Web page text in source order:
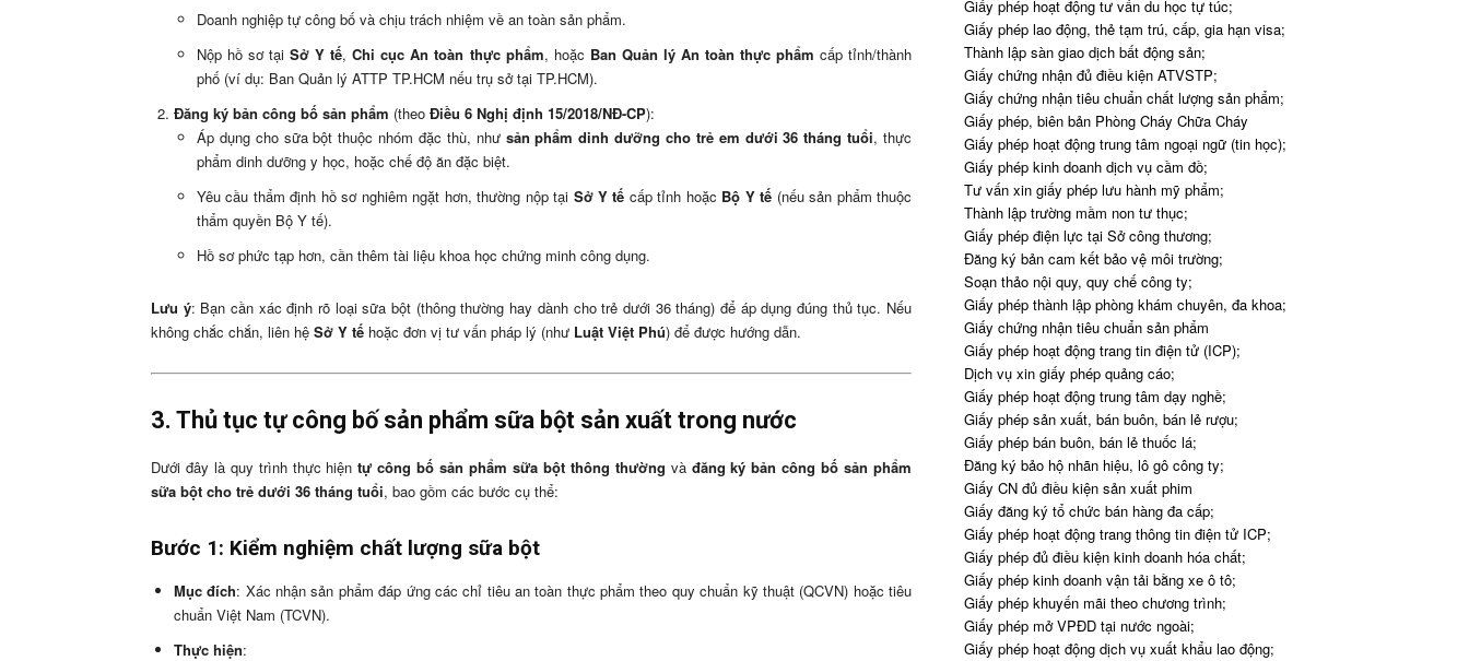
Doanh nghiệp tự công bố và chịu trách nhiệm về an toàn sản phẩm.
Nộp hồ sơ tạiSở Y tế,Chi cục An toàn thực phẩm, hoặc Ban Quản lý An toàn thực phẩm cấp tỉnh/thành
phố (ví dụ: Ban Quản lý ATTP TP.HCM nếu trụ sở tại TP.HCM).
Đăng ký bản công bố sản phẩm (theo Điều 6 Nghị định 15/2018/NĐ-CP):
Áp dụng cho sữa bột thuộc nhóm đặc thù, như sản phẩm dinh dưỡng cho trẻ em dưới 36 tháng tuổi, thực
phẩm dinh dưỡng y học, hoặc chế độ ăn đặc biệt.
Yêu cầu thẩm định hồ sơ nghiêm ngặt hơn, thường nộp tại Sở Y tế cấp tỉnh hoặc Bộ Y tế (nếu sản phẩm thuộc
thẩm quyền Bộ Y tế).
Hồ sơ phức tạp hơn, cần thêm tài liệu khoa học chứng minh công dụng.
Lưu ý: Bạn cần xác định rõ loại sữa bột (thông thường hay dành cho trẻ dưới 36 tháng) để áp dụng đúng thủ tục. Nếu
không chắc chắn, liên hệ Sở Y tế hoặc đơn vị tư vấn pháp lý (như Luật Việt Phú) để được hướng dẫn.
3. Thủ tục tự công bố sản phẩm sữa bột sản xuất trong nước
Dưới đây là quy trình thực hiệntự công bố sản phẩm sữa bột thông thường và đăng ký bản công bố sản phẩm
sữa bột cho trẻ dưới 36 tháng tuổi, bao gồm các bước cụ thể:
Bước 1: Kiểm nghiệm chất lượng sữa bột
Mục đích: Xác nhận sản phẩm đáp ứng các chỉ tiêu an toàn thực phẩm theo quy chuẩn kỹ thuật (QCVN) hoặc tiêu
chuẩn Việt Nam (TCVN).
Thực hiện:
Giấy phép hoạt động tư vấn du học tự túc;
Giấy phép lao động, thẻ tạm trú, cấp, gia hạn visa;
Thành lập sàn giao dịch bất động sản;
Giấy chứng nhận đủ điều kiện ATVSTP;
Giấy chứng nhận tiêu chuẩn chất lượng sản phẩm;
Giấy phép, biên bản Phòng Cháy Chữa Cháy
Giấy phép hoạt động trung tâm ngoại ngữ (tin học);
Giấy phép kinh doanh dịch vụ cầm đồ;
Tư vấn xin giấy phép lưu hành mỹ phẩm;
Thành lập trường mầm non tư thục;
Giấy phép điện lực tại Sở công thương;
Đăng ký bản cam kết bảo vệ môi trường;
Soạn thảo nội quy, quy chế công ty;
Giấy phép thành lập phòng khám chuyên, đa khoa;
Giấy chứng nhận tiêu chuẩn sản phẩm
Giấy phép hoạt động trang tin điện tử (ICP);
Dịch vụ xin giấy phép quảng cáo;
Giấy phép hoạt động trung tâm dạy nghề;
Giấy phép sản xuất, bán buôn, bán lẻ rượu;
Giấy phép bán buôn, bán lẻ thuốc lá;
Đăng ký bảo hộ nhãn hiệu, lô gô công ty;
Giấy CN đủ điều kiện sản xuất phim
Giấy đăng ký tổ chức bán hàng đa cấp;
Giấy phép hoạt động trang thông tin điện tử ICP;
Giấy phép đủ điều kiện kinh doanh hóa chất;
Giấy phép kinh doanh vận tải bằng xe ô tô;
Giấy phép khuyến mãi theo chương trình;
Giấy phép mở VPĐD tại nước ngoài;
Giấy phép hoạt động dịch vụ xuất khẩu lao động;